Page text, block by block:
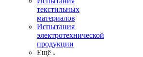
текстильных
материалов
Испытания
электротехнической
продукции
Ещё